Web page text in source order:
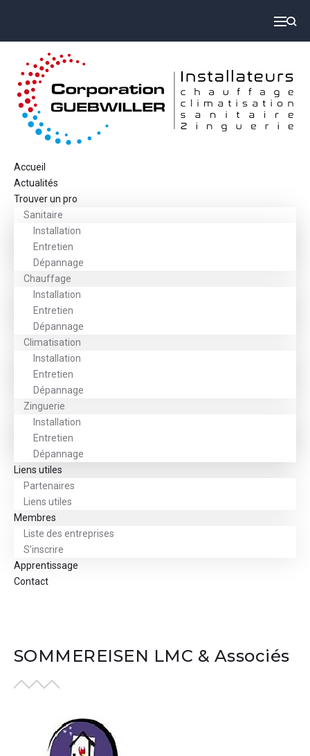
Accueil
Actualités
Trouver un pro
Sanitaire
Installation
Entretien
Dépannage
Chauffage
Installation
Entretien
Dépannage
Climatisation
Installation
Entretien
Dépannage
Zinguerie
Installation
Entretien
Dépannage
Liens utiles
Partenaires
Liens utiles
Membres
Liste des entreprises
S’inscrire
Apprentissage
Contact
SOMMEREISEN LMC & Associés